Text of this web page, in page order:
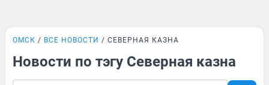
ОМСК ВСЕ НОВОСТИ СЕВЕРНАЯ КАЗНА
Новости по тэгу Северная казна